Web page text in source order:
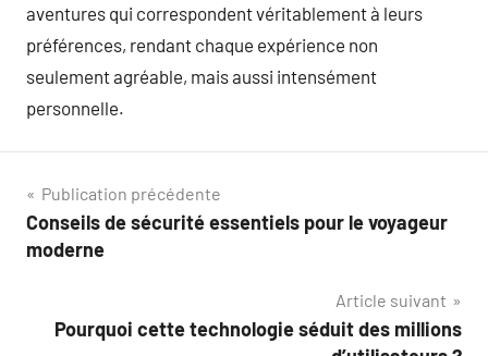
aventures qui correspondent véritablement à leurs
préférences, rendant chaque expérience non
seulement agréable, mais aussi intensément
personnelle.
Navigation
de
Publication précédente
Conseils de sécurité essentiels pour le voyageur
moderne
Article suivant
Pourquoi cette technologie séduit des millions